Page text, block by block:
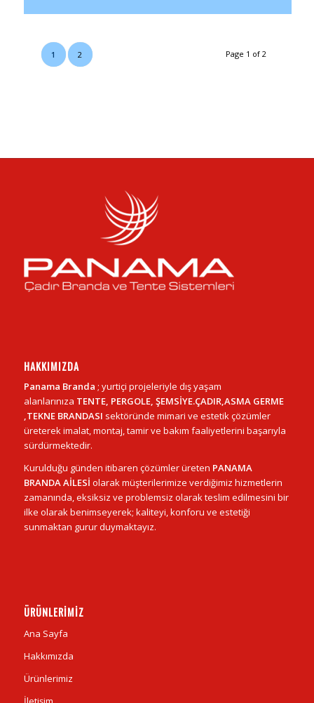
Page 1 of 2
1 2
HAKKIMIZDA
Panama Branda ; yurtiçi projeleriyle dış yaşam
alanlarınıza TENTE, PERGOLE, ŞEMSİYE.ÇADIR,ASMA GERME
,TEKNE BRANDASI sektöründe mimari ve estetik çözümler
üreterek imalat, montaj, tamir ve bakım faaliyetlerini başarıyla
sürdürmektedir.
Kurulduğu günden itibaren çözümler üreten PANAMA
BRANDA AİLESİ olarak müşterilerimize verdiğimiz hizmetlerin
zamanında, eksiksiz ve problemsiz olarak teslim edilmesini bir
ilke olarak benimseyerek; kaliteyi, konforu ve estetiği
sunmaktan gurur duymaktayız.
ÜRÜNLERIMIZ
Ana Sayfa
Hakkımızda
Ürünlerimiz